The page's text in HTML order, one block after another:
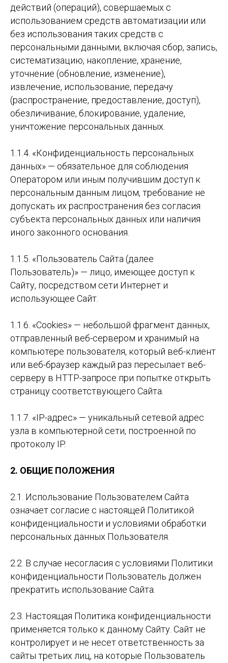
действий (операций), совершаемых с
использованием средств автоматизации или
без использования таких средств с
персональными данными, включая сбор, запись,
систематизацию, накопление, хранение,
уточнение (обновление, изменение),
извлечение, использование, передачу
(распространение, предоставление, доступ),
обезличивание, блокирование, удаление,
уничтожение персональных данных.
1.1.4. «Конфиденциальность персональных
данных» — обязательное для соблюдения
Оператором или иным получившим доступ к
персональным данным лицом, требование не
допускать их распространения без согласия
субъекта персональных данных или наличия
иного законного основания.
1.1.5. «Пользователь Сайта (далее
Пользователь)» — лицо, имеющее доступ к
Сайту, посредством сети Интернет и
использующее Сайт.
1.1.6. «Cookies» — небольшой фрагмент данных,
отправленный веб-сервером и хранимый на
компьютере пользователя, который веб-клиент
или веб-браузер каждый раз пересылает веб-
серверу в HTTP-запросе при попытке открыть
страницу соответствующего Сайта.
1.1.7. «IP-адрес» — уникальный сетевой адрес
узла в компьютерной сети, построенной по
протоколу IP.
2. ОБЩИЕ ПОЛОЖЕНИЯ
2.1. Использование Пользователем Сайта
означает согласие с настоящей Политикой
конфиденциальности и условиями обработки
персональных данных Пользователя.
2.2. В случае несогласия с условиями Политики
конфиденциальности Пользователь должен
прекратить использование Сайта.
2.3. Настоящая Политика конфиденциальности
применяется только к данному Сайту. Сайт не
контролирует и не несет ответственность за
сайты третьих лиц, на которые Пользователь